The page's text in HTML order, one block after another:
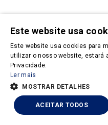
Este website usa
Este website usa cookies para
utilizar o nosso website, estará
Privacidade.
Ler mais
MOSTRAR DETALHES
ACEITAR TODOS